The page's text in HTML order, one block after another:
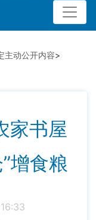
主动公开内容>
家书屋
增食粮